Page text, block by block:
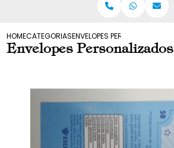
HOMECATEGORIASENVELOPES PERSONALIZADOS
Envelopes Personalizados